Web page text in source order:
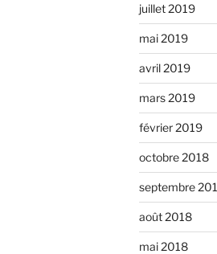
juillet 2019
mai 2019
avril 2019
mars 2019
février 2019
octobre 2018
septembre
août 2018
mai 2018